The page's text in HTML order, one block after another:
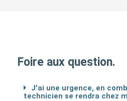
Foire aux question.
J'ai une urgence, en
technicien se rendra chez